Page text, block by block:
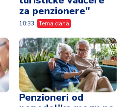
za penzionere"
10:33 Tema dana
Penzioneri od